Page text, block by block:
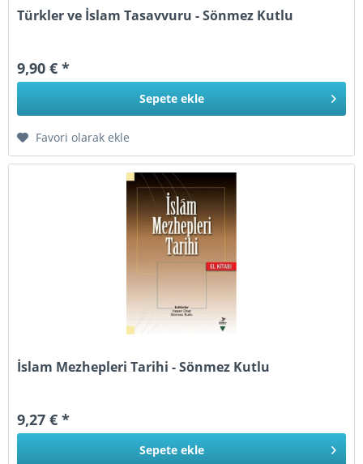
Türkler ve İslam Tasavvuru - Sönmez Kutlu
9,90 € *
Sepete ekle
Favori olarak ekle
İslam Mezhepleri Tarihi - Sönmez Kutlu
9,27 € *
Sepete ekle